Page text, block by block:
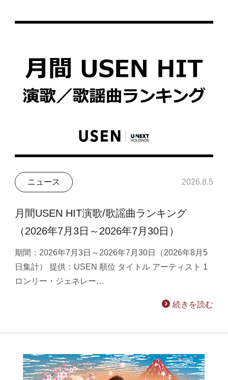
ニュース 2026.8.5
月間USEN HIT演歌/歌謡曲ランキング
（2026年7月3日～2026年7月30日）
期間：2026年7月3日～2026年7月30日（2026年8月5
日集計） 提供：USEN 順位 タイトル アーティスト 1
ロンリー・ジェネレー…
続きを読む